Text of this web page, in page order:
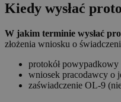
Kiedy wysłać
W jakim terminie wysłać
złożenia wniosku o
protokół powypadkowy
wniosek pracodawcy o
zaświadczenie OL‑9